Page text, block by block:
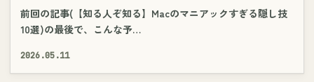
前回の記事(【知る人ぞ知る】Macのマニアックすぎる隠し技
10選)の最後で、こんな予…
2026.05.11